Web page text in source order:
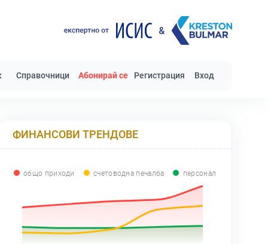
Справочници Абонирай се Регистрация Вход
ФИНАНСОВИ ТРЕНДОВЕ
общо приходи счетоводна печалба персонал